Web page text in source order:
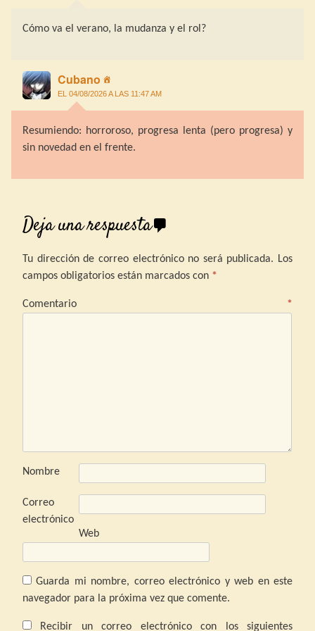
Cómo va el verano, la mudanza y el rol?
Cubano
EL 04/08/2026 A LAS 11:47 AM
Resumiendo: horroroso, progresa lenta (pero progresa) y
sin novedad en el frente.
Deja una respuesta
Tu dirección de correo electrónico no será publicada. Los
campos obligatorios están marcados con *
Comentario *
Nombre
Correo
electrónico
Web
Guarda mi nombre, correo electrónico y web en este
navegador para la próxima vez que comente.
Recibir un correo electrónico con los siguientes